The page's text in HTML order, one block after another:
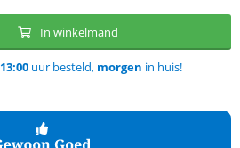
In winkelmand
13:00uur besteld, morgen in huis!